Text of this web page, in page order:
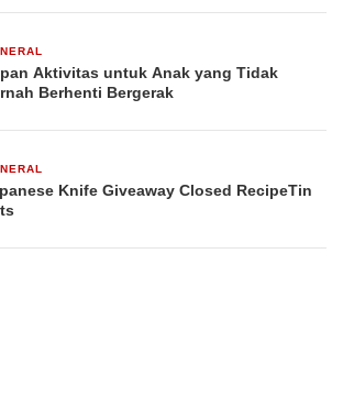
Aktivitas untuk Anak yang Tidak
Berhenti Bergerak
Knife Giveaway Closed RecipeTin